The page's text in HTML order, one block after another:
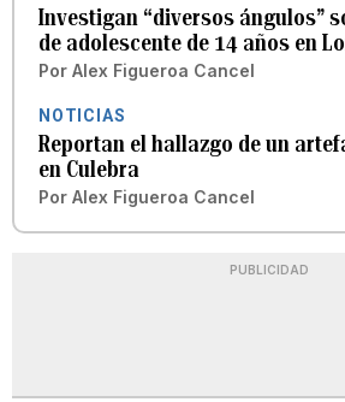
Investigan “diversos ángulos”
de adolescente de 14 años en
Por Alex Figueroa Cancel
NOTICIAS
Reportan el hallazgo de un
en Culebra
Por Alex Figueroa Cancel
PUBLICIDAD